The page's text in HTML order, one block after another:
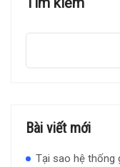
Bài viết mới
Tại sao hệ thống